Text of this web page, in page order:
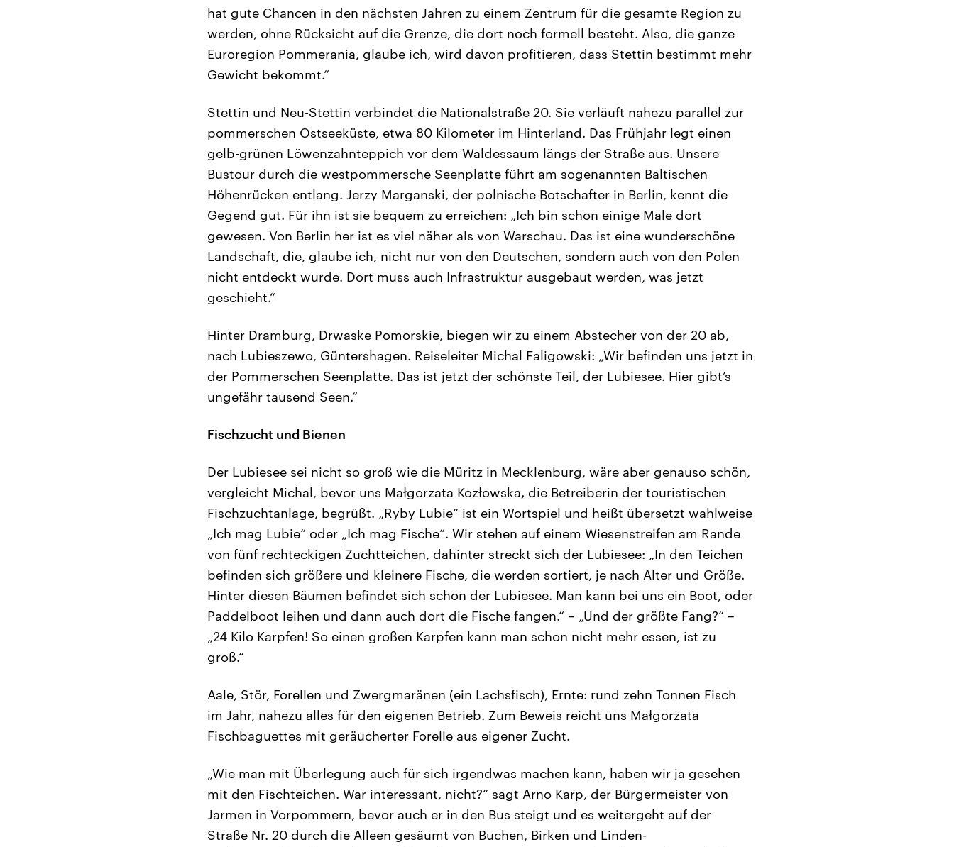
hat gute Chancen in den nächsten Jahren zu einem Zentrum für die gesamte Region zu
werden, ohne Rücksicht auf die Grenze, die dort noch formell besteht. Also, die ganze
Euroregion Pommerania, glaube ich, wird davon profitieren, dass Stettin bestimmt mehr
Gewicht bekommt.“
Stettin und Neu-Stettin verbindet die Nationalstraße 20. Sie verläuft nahezu parallel zur
pommerschen Ostseeküste, etwa 80 Kilometer im Hinterland. Das Frühjahr legt einen
gelb-grünen Löwenzahnteppich vor dem Waldessaum längs der Straße aus. Unsere
Bustour durch die westpommersche Seenplatte führt am sogenannten Baltischen
Höhenrücken entlang. Jerzy Marganski, der polnische Botschafter in Berlin, kennt die
Gegend gut. Für ihn ist sie bequem zu erreichen: „Ich bin schon einige Male dort
gewesen. Von Berlin her ist es viel näher als von Warschau. Das ist eine wunderschöne
Landschaft, die, glaube ich, nicht nur von den Deutschen, sondern auch von den Polen
nicht entdeckt wurde. Dort muss auch Infrastruktur ausgebaut werden, was jetzt
geschieht.“
Hinter Dramburg, Drwaske Pomorskie, biegen wir zu einem Abstecher von der 20 ab,
nach Lubieszewo, Güntershagen. Reiseleiter Michal Faligowski: „Wir befinden uns jetzt in
der Pommerschen Seenplatte. Das ist jetzt der schönste Teil, der Lubiesee. Hier gibt’s
ungefähr tausend Seen.“
Fischzucht und Bienen
Der Lubiesee sei nicht so groß wie die Müritz in Mecklenburg, wäre aber genauso schön,
vergleicht Michal, bevor uns Małgorzata Kozłowska, die Betreiberin der touristischen
Fischzuchtanlage, begrüßt. „Ryby Lubie“ ist ein Wortspiel und heißt übersetzt wahlweise
„Ich mag Lubie“ oder „Ich mag Fische“. Wir stehen auf einem Wiesenstreifen am Rande
von fünf rechteckigen Zuchtteichen, dahinter streckt sich der Lubiesee: „In den Teichen
befinden sich größere und kleinere Fische, die werden sortiert, je nach Alter und Größe.
Hinter diesen Bäumen befindet sich schon der Lubiesee. Man kann bei uns ein Boot, oder
Paddelboot leihen und dann auch dort die Fische fangen.“ – „Und der größte Fang?“ –
„24 Kilo Karpfen! So einen großen Karpfen kann man schon nicht mehr essen, ist zu
groß.“
Aale, Stör, Forellen und Zwergmaränen (ein Lachsfisch), Ernte: rund zehn Tonnen Fisch
im Jahr, nahezu alles für den eigenen Betrieb. Zum Beweis reicht uns Małgorzata
Fischbaguettes mit geräucherter Forelle aus eigener Zucht.
„Wie man mit Überlegung auch für sich irgendwas machen kann, haben wir ja gesehen
mit den Fischteichen. War interessant, nicht?“ sagt Arno Karp, der Bürgermeister von
Jarmen in Vorpommern, bevor auch er in den Bus steigt und es weitergeht auf der
Straße Nr. 20 durch die Alleen gesäumt von Buchen, Birken und Linden-